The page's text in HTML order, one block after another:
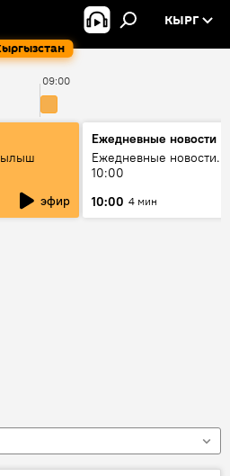
КЫРГ
09:00
эфир
Ежедневные новости
Ежедневные новости.
10:00
10:00 4 мин